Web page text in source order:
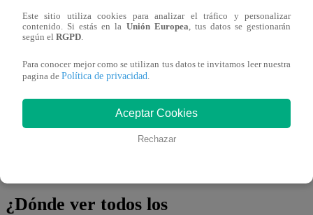
Además, aprovechó para lanzar un
mensaje a sus posibles detractores.“Estoy
seguro de que en sus casas, también. No
se hagan los locos. Tu mamá o tu
¿Dónde ver todos los
Este sitio utiliza cookies para analizar el tráfico y personalizar
contenido. Si estás en la Unión Europea , tus datos se gestionarán
según el RGPD
Para conocer mejor como se utilizan tus datos te invitamos leer nuestra
pagina de Política de privacidad
Aceptar Cookies
Rechazar